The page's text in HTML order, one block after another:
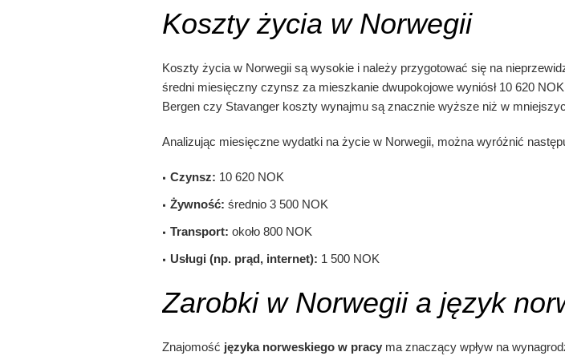
Koszty życia w Norwegii
Koszty życia w Norwegii są wysokie i należy przygotować się na
średni miesięczny czynsz za mieszkanie dwupokojowe wyniósł 10 620
Bergen czy Stavanger koszty wynajmu są znacznie wyższe niż w
Analizując miesięczne wydatki na życie w Norwegii, można wyróżnić
Czynsz: 10 620 NOK
Żywność: średnio 3 500 NOK
Transport: około 800 NOK
Usługi (np. prąd, internet): 1 500 NOK
Zarobki w Norwegii a język
Znajomość języka norweskiego w pracy ma znaczący wpływ na